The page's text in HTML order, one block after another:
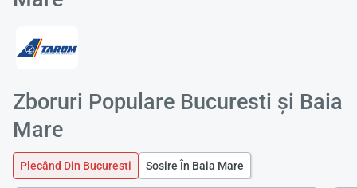
Zboruri Populare Bucuresti și Baia
Mare
Plecând Din Bucuresti Sosire În Baia Mare